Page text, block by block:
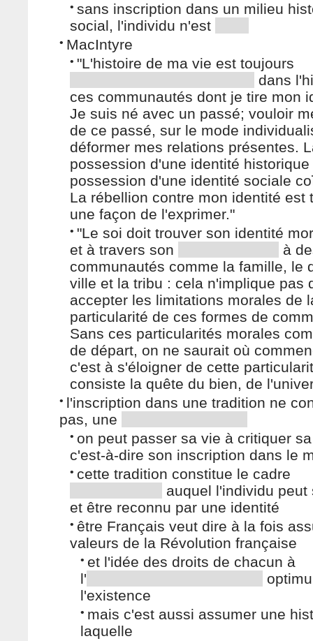
• sans inscription dans un milieu
social, l'individu n'est
• MacIntyre
• "L'histoire de ma vie est toujours
dans
ces communautés dont je tire mon
Je suis né avec un passé; vouloir
de ce passé, sur le mode
déformer mes relations présentes.
possession d'une identité historique
possession d'une identité sociale
La rébellion contre mon identité est
une façon de l'exprimer."
• "Le soi doit trouver son identité
et à travers son
à
communautés comme la famille, le
ville et la tribu : cela n'implique pas
accepter les limitations morales de
particularité de ces formes de
Sans ces particularités morales
de départ, on ne saurait où
c'est à s'éloigner de cette
consiste la quête du bien, de
• l'inscription dans une tradition ne
pas, une
• on peut passer sa vie à critiquer
c'est-à-dire son inscription dans le
• cette tradition constitue le cadre
auquel l'individu peut
et être reconnu par une identité
• être Français veut dire à la fois
valeurs de la Révolution française
• et l'idée des droits de chacun à
l'
l'existence
• mais c'est aussi assumer une
laquelle